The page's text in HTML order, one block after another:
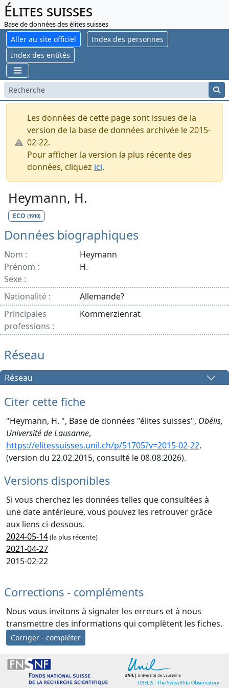
Élites suisses
Base de données des élites suisses
Aller au site officiel
Index des personnes
Index des entités
Les données de cette page sont issues de la
version de la base de données archivée le 2015-
02-22.
Pour afficher la version la plus récente des
données, cliquez ici.
Heymann, H.
ECO (1910)
Données biographiques
Nom :
Heymann
Prénom :
H.
Sexe :
Nationalité :
Allemande?
Principales
professions :
Kommerzienrat
Réseau
Réseau
Citer cette fiche
"Heymann, H. ", Base de données "élites suisses", Obélis,
Université de Lausanne,
https://elitessuisses.unil.ch/p/51705?v=2015-02-22.
(version du 22.02.2015, consulté le 08.08.2026).
Versions disponibles
Si vous cherchez les données telles que consultées à
une date antérieure, vous pouvez les retrouver grâce
aux liens ci-dessous.
2024-05-14(la plus récente)
2021-04-27
2015-02-22
Corrections - compléments
Nous vous invitons à signaler les erreurs et à nous
transmettre des informations qui complètent les fiches.
Corriger - compléter